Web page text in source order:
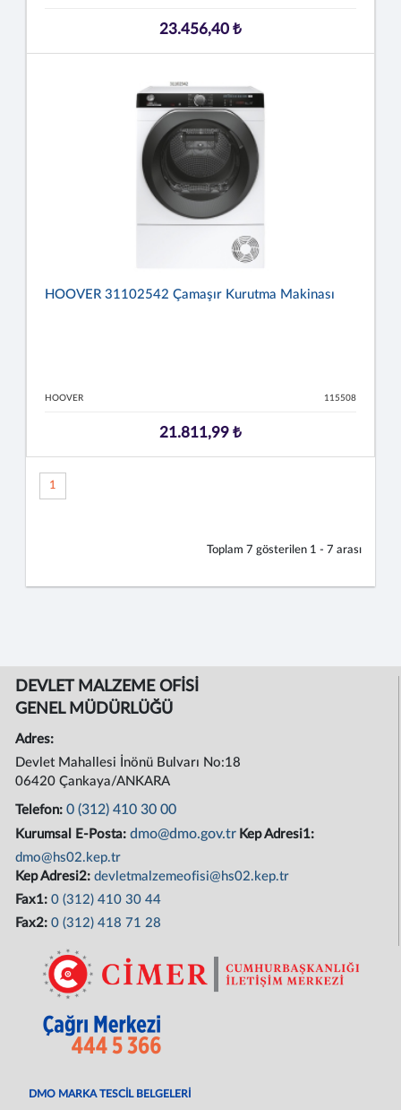
23.456,40 ₺
HOOVER 31102542 Çamaşır Kurutma Makinası
HOOVER 115508
21.811,99 ₺
1
Toplam 7 gösterilen 1 - 7 arası
DEVLET MALZEME OFİSİ
GENEL MÜDÜRLÜĞÜ
Adres:
Devlet Mahallesi İnönü Bulvarı No:18
06420 Çankaya/ANKARA
Telefon:0 (312) 410 30 00
Kurumsal E-Posta:dmo@dmo.gov.tr Kep Adresi1:
dmo@hs02.kep.tr
Kep Adresi2:devletmalzemeofisi@hs02.kep.tr
Fax1:0 (312) 410 30 44
Fax2:0 (312) 418 71 28
DMO MARKA TESCİL BELGELERİ